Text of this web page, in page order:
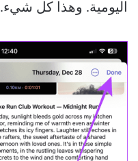
اليومية. وهذا كل شيء.